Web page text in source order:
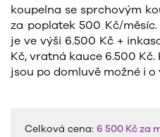
koupelna se sprchovým
za poplatek 500 Kč/
je ve výši 6.500 Kč +
Kč, vratná kauce 6.500
jsou po domluvě možné i o
Celková cena: 6 500 Kčza